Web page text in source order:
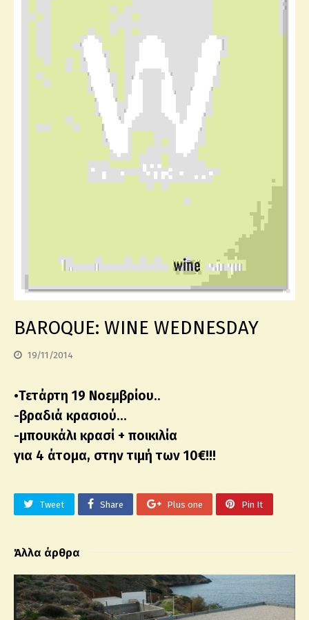
BAROQUE: WINE WEDNESDAY
19/11/2014
•Τετάρτη 19 Νοεμβρίου..
-βραδιά κρασιού…
-μπουκάλι κρασί + ποικιλία
για 4 άτομα, στην τιμή των 10€!!!
Tweet Share Plus one Pin It
Άλλα άρθρα